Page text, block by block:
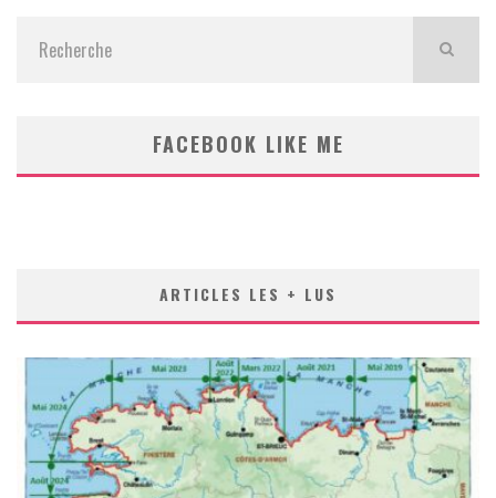
FACEBOOK LIKE ME
ARTICLES LES + LUS